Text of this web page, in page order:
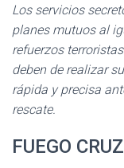
Los servicios
planes mutuos al
refuerzos
deben de realizar
rápida y precisa
rescate.
FUEGO